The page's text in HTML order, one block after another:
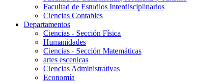
Facultad de Estudios Interdisciplinarios
Ciencias Contables
Departamentos
Ciencias - Sección Física
Humanidades
Ciencias - Sección Matemáticas
artes escenicas
Ciencias Administrativas
Economía